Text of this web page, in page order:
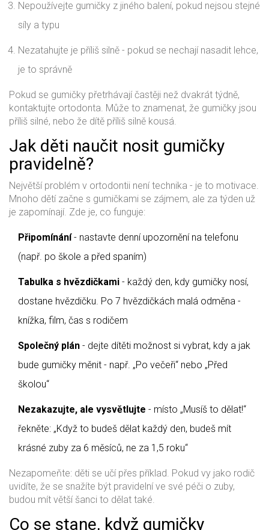
Nepoužívejte gumičky z jiného balení, pokud nejsou stejné
síly a typu
Nezatahujte je příliš silně - pokud se nechají nasadit lehce,
je to správně
Pokud se gumičky přetrhávají častěji než dvakrát týdně,
kontaktujte ortodonta. Může to znamenat, že gumičky jsou
příliš silné, nebo že dítě příliš silně kousá.
Jak děti naučit nosit gumičky
pravidelně?
Největší problém v ortodontii není technika - je to motivace.
Mnoho dětí začne s gumičkami se zájmem, ale za týden už
je zapomínají. Zde je, co funguje:
Připomínání- nastavte denní upozornění na telefonu
(např. po škole a před spaním)
Tabulka s hvězdičkami - každý den, kdy gumičky nosí,
dostane hvězdičku. Po 7 hvězdičkách malá odměna -
knížka, film, čas s rodičem
Společný plán - dejte dítěti možnost si vybrat, kdy a jak
bude gumičky měnit - např. „Po večeři“ nebo „Před
školou“
Nezakazujte, ale vysvětlujte - místo „Musíš to dělat!“
řekněte: „Když to budeš dělat každý den, budeš mít
krásné zuby za 6 měsíců, ne za 1,5 roku“
Nezapomeňte: děti se učí přes příklad. Pokud vy jako rodič
uvidíte, že se snažíte být pravidelní ve své péči o zuby,
budou mít větší šanci to dělat také.
Co se stane, když gumičky